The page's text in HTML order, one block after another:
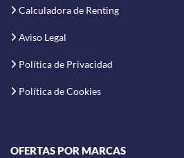
Calculadora de Renting
Aviso Legal
Política de Privacidad
Política de Cookies
OFERTAS POR MARCAS